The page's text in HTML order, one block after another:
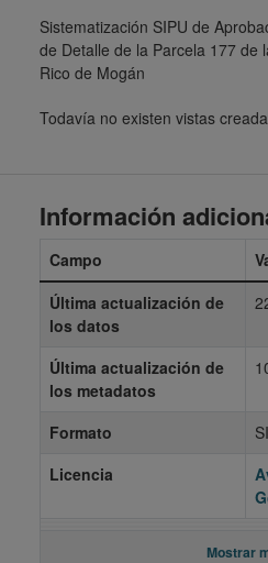
Sistematización SIPU de
de Detalle de la Parcela 177 de
Rico de Mogán
Todavía no existen vistas
Información
Campo
Última actualización de
los datos
Última actualización de
los metadatos
Formato
Licencia
Mostrar